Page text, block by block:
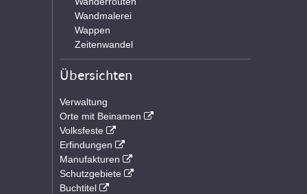
Wandmalerei
Wappen
Zeitenwandel
Übersichten
Verwaltung
Orte mit Beinamen
Volksfeste
Erfindungen
Manufakturen
Schutzgebiete
Buchtitel